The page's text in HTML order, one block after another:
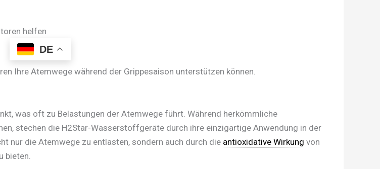
helfen
DE
Ihre Atemwege während der Grippesaison unterstützen können.
was oft zu Belastungen der Atemwege führt. Während herkömmliche
stechen die H2Star-Wasserstoffgeräte durch ihre einzigartige Anwendung in der
nur die Atemwege zu entlasten, sondern auch durch die antioxidative Wirkung von
bieten.